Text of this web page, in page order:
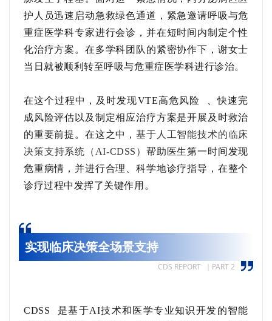
护人员迅速启动急救绿色通道，紧急邀请呼吸与危
重症医学科专家进行会诊，并在短时间内制定个性
化治疗方案。 在多学科团队的紧密协作下，谢女士
当日 就被顺利转至呼吸与危重症医学科进行诊治。
在这个过程中，及时发现VTE高危风险
、快速完
成风险评估以及制定相应治疗方案是开展及时救治
的重要前提。在这之中，基于人工智能技术的临床
决策支持系统（AI-CDSS） 帮助医生第一时间发现
危重病情，并进行合理、科学地诊疗指导，在整个
诊疗过程中发挥了关键作用。
实现临床决策全场景支持
CDS REPORT ｜PART 2
CDSS 是基于AI技术和医学专业知识开发的智能